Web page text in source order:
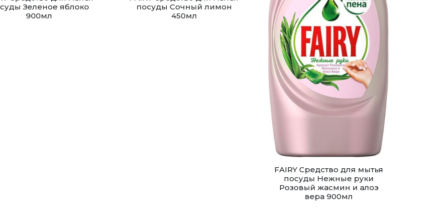
Зеленое яблоко
900мл
посуды Сочный лимон
450мл
FAIRY Средство для мытья
посуды Нежные руки
Розовый жасмин и алоэ
вера 900мл